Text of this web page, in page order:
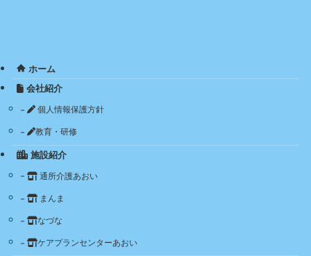
ホーム
会社紹介
個人情報保護方針
教育・研修
施設紹介
通所介護あおい
まんま
なづな
ケアプランセンターあおい